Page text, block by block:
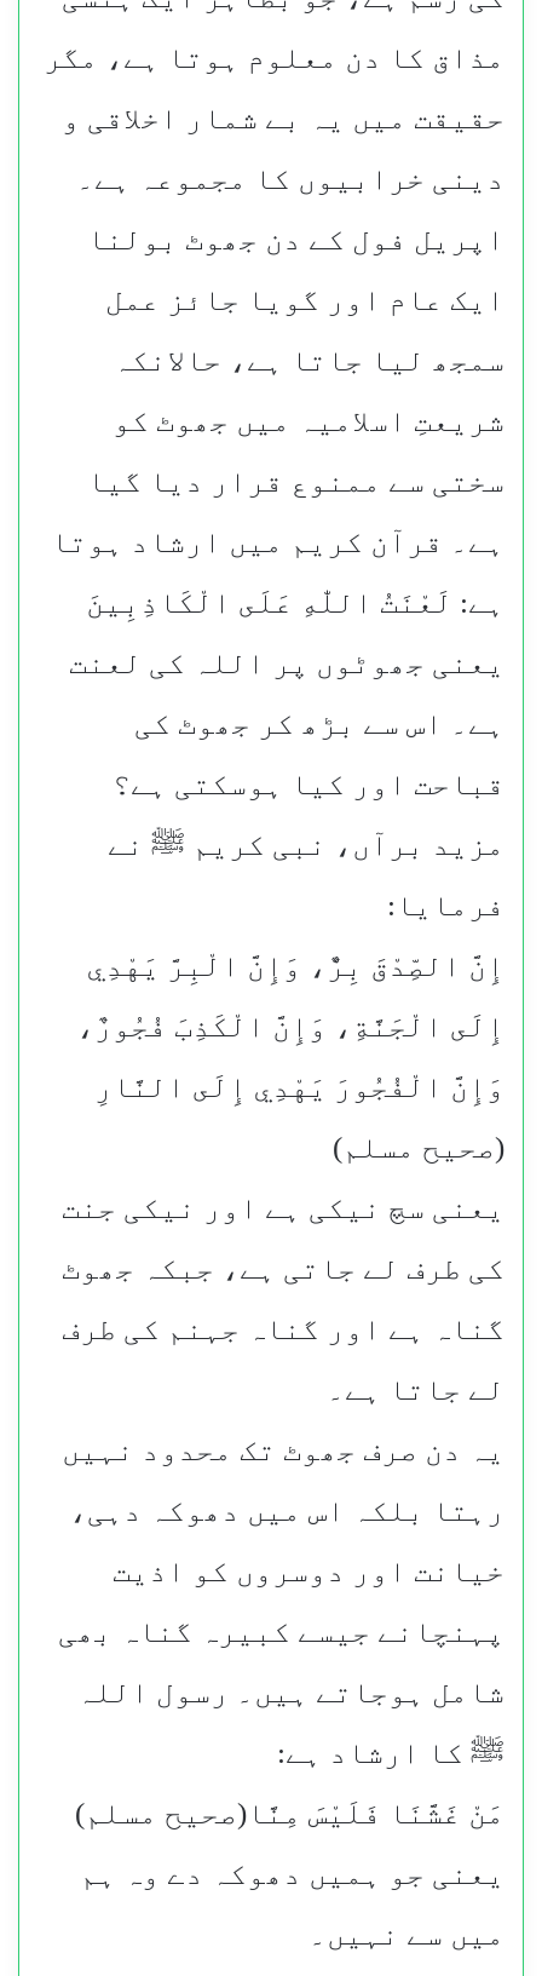
مذاق کا دن معلوم ہوتا ہے، مگر
حقیقت میں یہ بے شمار اخلاقی و
دینی خرابیوں کا مجموعہ ہے۔
اپریل فول کے دن جھوٹ بولنا
ایک عام اور گویا جائز عمل
سمجھ لیا جاتا ہے، حالانکہ
شریعتِ اسلامیہ میں جھوٹ کو
سختی سے ممنوع قرار دیا گیا
ہے۔ قرآن کریم میں ارشاد ہوتا
ہے: لَعْنَتُ اللّٰهِ عَلَى الْكَاذِبِينَ
یعنی جھوٹوں پر اللہ کی لعنت
ہے۔ اس سے بڑھ کر جھوٹ کی
قباحت اور کیا ہوسکتی ہے؟
مزید برآں، نبی کریم ﷺ نے
فرمایا:
إِنَّ الصِّدْقَ بِرٌّ، وَإِنَّ الْبِرَّ يَهْدِي
إِلَى الْجَنَّةِ، وَإِنَّ الْكَذِبَ فُجُورٌ،
وَإِنَّ الْفُجُورَ يَهْدِي إِلَى النَّارِ
(صحیح مسلم)
یعنی سچ نیکی ہے اور نیکی جنت
کی طرف لے جاتی ہے، جبکہ جھوٹ
گناہ ہے اور گناہ جہنم کی طرف
لے جاتا ہے۔
یہ دن صرف جھوٹ تک محدود نہیں
رہتا بلکہ اس میں دھوکہ دہی،
خیانت اور دوسروں کو اذیت
پہنچانے جیسے کبیرہ گناہ بھی
شامل ہوجاتے ہیں۔ رسول اللہ
ﷺ کا ارشاد ہے:
مَنْ غَشَّنَا فَلَيْسَ مِنَّا(صحیح مسلم)
یعنی جو ہمیں دھوکہ دے وہ ہم
میں سے نہیں۔